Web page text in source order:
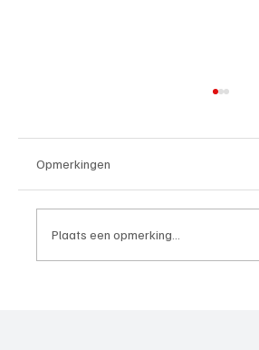
Opmerkingen
Plaats een opmerking...